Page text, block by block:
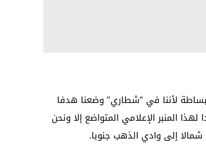
ببساطة لأننا في “شطاري” وضعنا هدفا
المنبر الإعلامي المتواضع إلا ونحن
شمالا إلى وادي الذهب جنوبا.